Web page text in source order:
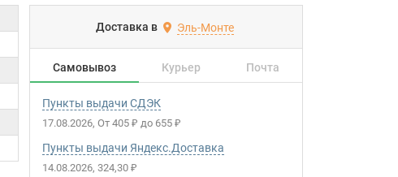
Доставка в Эль-Монте
Самовывоз Курьер Почта
Пункты выдачи СДЭК
17.08.2026 От 405₽ до 655₽
Пункты выдачи Яндекс.Доставка
14.08.2026 324,30₽